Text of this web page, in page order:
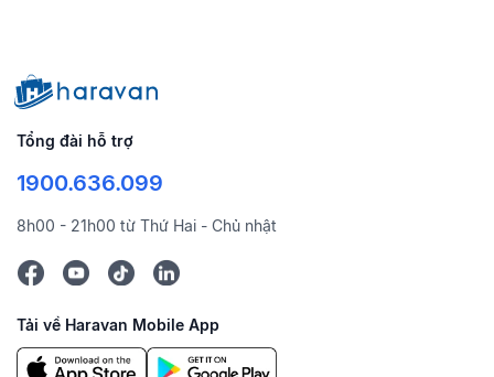
Tổng đài hỗ trợ
1900.636.099
8h00 - 21h00 từ Thứ Hai - Chủ nhật
Tải về Haravan Mobile App